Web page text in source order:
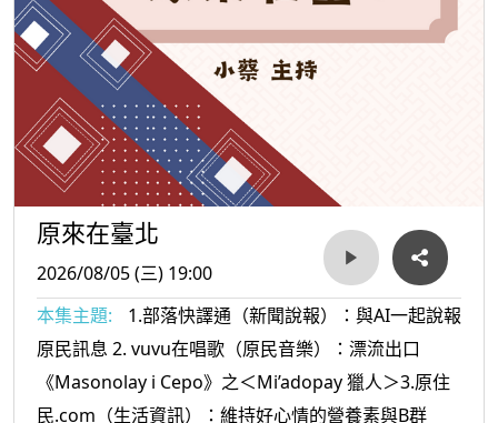
原來在臺北
2026/08/05 (三) 19:00
本集主題:
1.部落快譯通（新聞說報）：與AI一起說報
原民訊息 2. vuvu在唱歌（原民音樂）：漂流出口
《Masonolay i Cepo》之＜Mi’adopay 獵人＞3.原住
民.com（生活資訊）：維持好心情的營養素與B群